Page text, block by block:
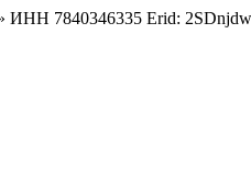
7840346335 Erid: